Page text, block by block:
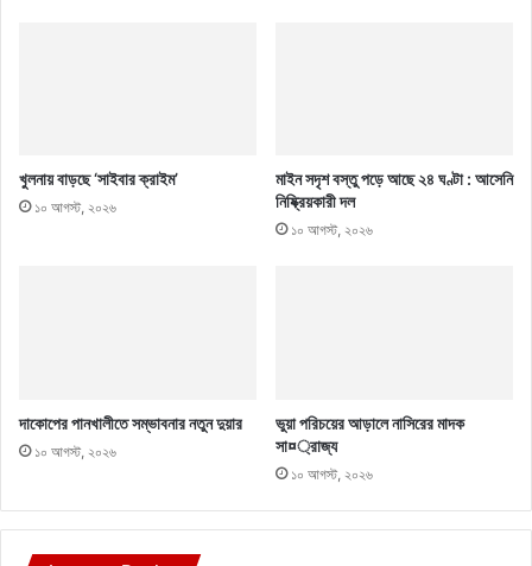
খুলনায় বাড়ছে ‘সাইবার ক্রাইম’
১০ আগস্ট, ২০২৬
মাইন সদৃশ বস্তু পড়ে আছে ২৪ ঘণ্টা : আসেনি
নিষ্ক্রিয়কারী দল
১০ আগস্ট, ২০২৬
দাকোপের পানখালীতে সম্ভাবনার নতুন দুয়ার
১০ আগস্ট, ২০২৬
ভুয়া পরিচয়ের আড়ালে নাসিরের মাদক
সা¤্রাজ্য
১০ আগস্ট, ২০২৬